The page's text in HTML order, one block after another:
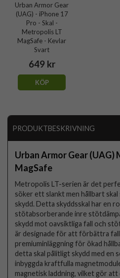
Urban Armor Gear
(UAG) - iPhone 17
Pro - Skal -
Metropolis LT
MagSafe - Kevlar
Svart
649 kr
KÖP
PRODUKTBESKRIVNING
Urban Armor Gear (UAG)
MagSafe
Metropolis LT-serien är det
söker ett slankt men hållbart
skydd. Detta skyddsskal har en
stötabsorberande inre
skydd mot oavsiktliga fall och
är designade för att förbättra
premiuminläggning för ökad
detta skal pålitligt skydd med en
inbyggda kraftfulla
magnetisk laddning, vilket gör att